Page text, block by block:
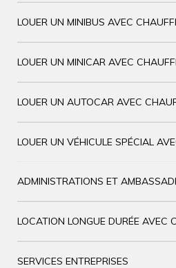
LOUER UN MINIBUS AVEC
LOUER UN MINICAR AVEC
LOUER UN AUTOCAR AVEC
LOUER UN VÉHICULE SPÉCIAL
ADMINISTRATIONS ET
LOCATION LONGUE DURÉE AVEC
SERVICES ENTREPRISES